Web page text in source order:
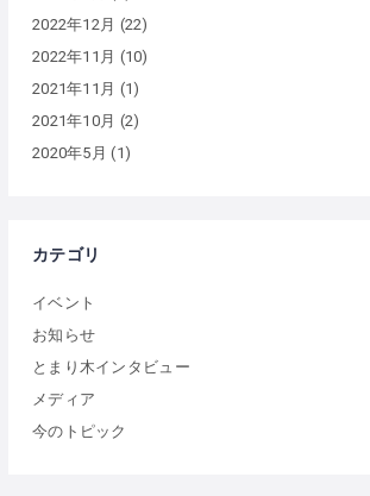
2022年12月 (22)
2022年11月 (10)
2021年11月 (1)
2021年10月 (2)
2020年5月 (1)
カテゴリ
イベント
お知らせ
とまり木インタビュー
メディア
今のトピック